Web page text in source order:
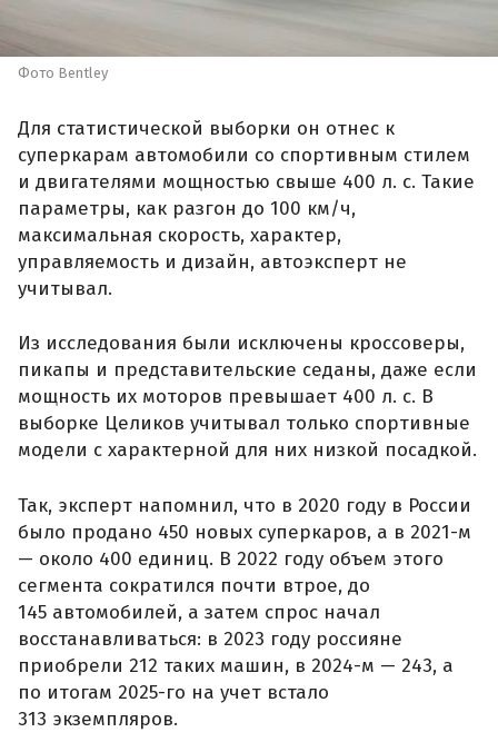
Фото Bentley
Для статистической выборки он отнес к
суперкарам автомобили со спортивным стилем
и двигателями мощностью свыше 400 л. с. Такие
параметры, как разгон до 100 км/ч,
максимальная скорость, характер,
управляемость и дизайн, автоэксперт не
учитывал.
Из исследования были исключены кроссоверы,
пикапы и представительские седаны, даже если
мощность их моторов превышает 400 л. с. В
выборке Целиков учитывал только спортивные
модели с характерной для них низкой посадкой.
Так, эксперт напомнил, что в 2020 году в России
было продано 450 новых суперкаров, а в 2021-м
— около 400 единиц. В 2022 году объем этого
сегмента сократился почти втрое, до
145 автомобилей, а затем спрос начал
восстанавливаться: в 2023 году россияне
приобрели 212 таких машин, в 2024-м — 243, а
по итогам 2025-го на учет встало
313 экземпляров.